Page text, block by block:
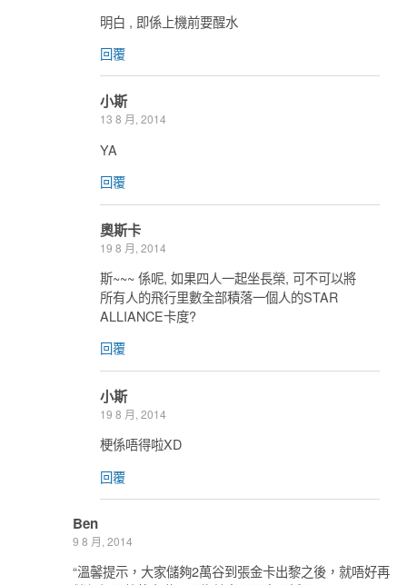
明白 , 即係上機前要醒水
回覆
小斯
13 8 月, 2014
YA
回覆
奧斯卡
19 8 月, 2014
斯~~~ 係呢, 如果四人一起坐長榮, 可不可以將
所有人的飛行里數全部積落一個人的STAR
ALLIANCE卡度?
回覆
小斯
19 8 月, 2014
梗係唔得啦XD
回覆
Ben
9 8 月, 2014
“溫馨提示，大家儲夠2萬谷到張金卡出黎之後，就唔好再